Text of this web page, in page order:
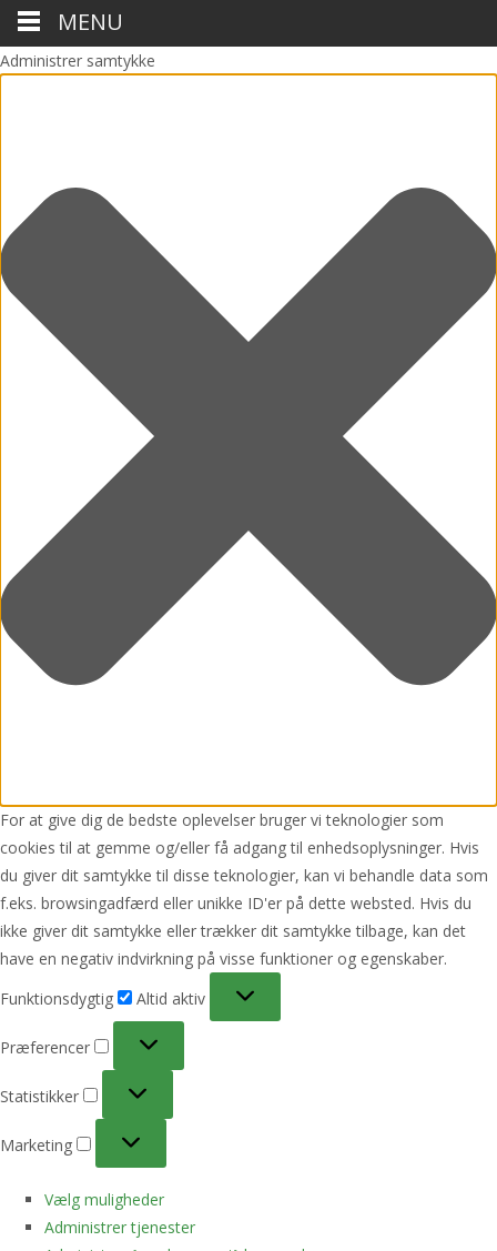
Administrer samtykke
For at give dig de bedste oplevelser bruger vi teknologier som
cookies til at gemme og/eller få adgang til enhedsoplysninger. Hvis
du giver dit samtykke til disse teknologier, kan vi behandle data som
f.eks. browsingadfærd eller unikke ID'er på dette websted. Hvis du
ikke giver dit samtykke eller trækker dit samtykke tilbage, kan det
have en negativ indvirkning på visse funktioner og egenskaber.
Funktionsdygtig
Altid aktiv
Præferencer
Statistikker
Marketing
Vælg muligheder
Administrer tjenester
MENU